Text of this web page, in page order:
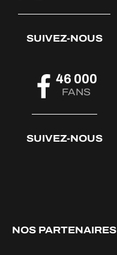
SUIVEZ-NOUS
46 000
FANS
SUIVEZ-NOUS
NOS PARTENAIRES